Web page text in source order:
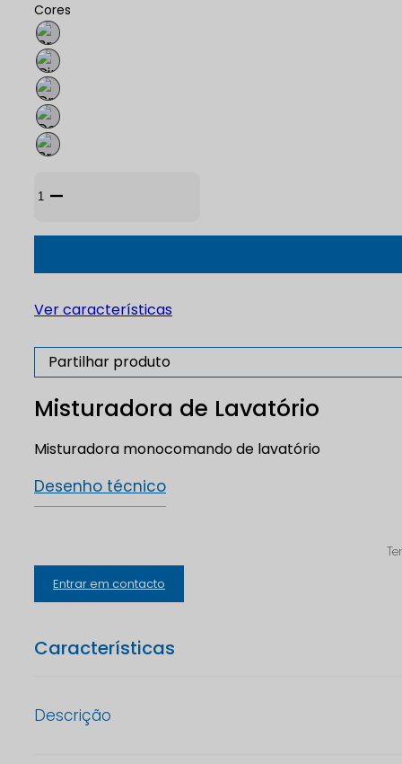
Cores
de
Lavatório
Ver características
Partilhar produto
Misturadora de Lavatório
Misturadora monocomando de lavatório
Desenho técnico
Entrar em contacto
Características
Descrição